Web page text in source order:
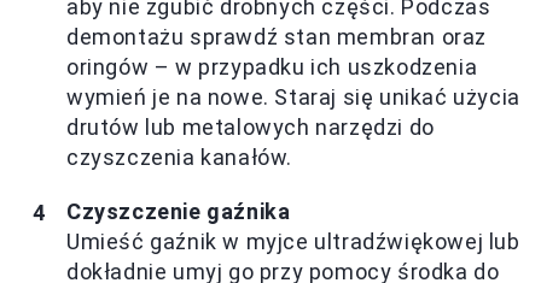
aby nie zgubić drobnych części. Podczas
demontażu sprawdź stan membran oraz
oringów – w przypadku ich uszkodzenia
wymień je na nowe. Staraj się unikać użycia
drutów lub metalowych narzędzi do
czyszczenia kanałów.
Czyszczenie gaźnika
Umieść gaźnik w myjce ultradźwiękowej lub
dokładnie umyj go przy pomocy środka do